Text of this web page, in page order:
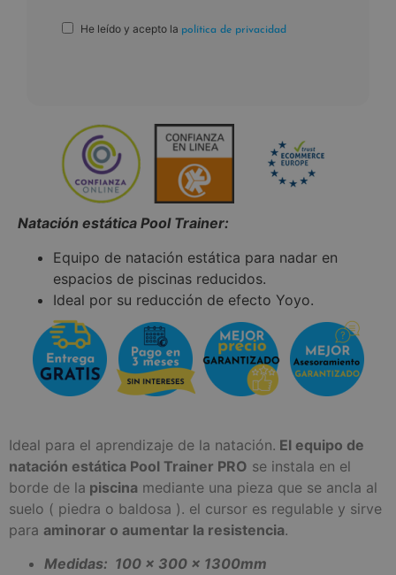
He leído y acepto la política de privacidad
Natación estática Pool Trainer:
Equipo de natación estática para nadar en
espacios de piscinas reducidos.
Ideal por su reducción de efecto Yoyo.
Ideal para el aprendizaje de la natación. El equipo de
natación estática Pool Trainer PRO se instala en el
borde de la piscina mediante una pieza que se ancla al
suelo ( piedra o baldosa ). el cursor es regulable y sirve
para aminorar o aumentar la resistencia.
Medidas: 100 x 300 x 1300mm